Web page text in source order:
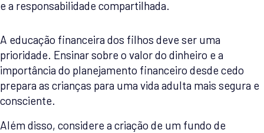
e a responsabilidade compartilhada.
A educação financeira dos filhos deve ser uma
prioridade. Ensinar sobre o valor do dinheiro e a
importância do planejamento financeiro desde cedo
prepara as crianças para uma vida adulta mais segura e
consciente.
Além disso, considere a criação de um fundo de